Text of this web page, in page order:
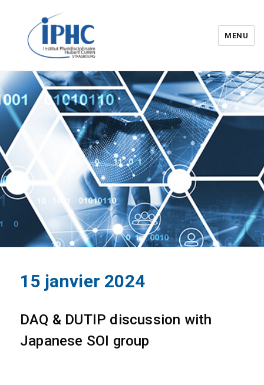
Institut pluridisciplinaire Hubert
Curien – IPHC
MENU
15 janvier 2024
DAQ & DUTIP discussion with
Japanese SOI group